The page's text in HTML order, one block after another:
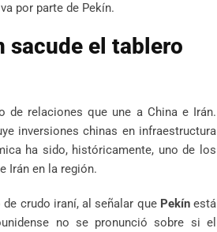
por parte de Pekín.
sacude el tablero
de relaciones que une a China e Irán.
inversiones chinas en infraestructura
ha sido, históricamente, uno de los
Irán en la región.
crudo iraní, al señalar que Pekínestá
no se pronunció sobre si el